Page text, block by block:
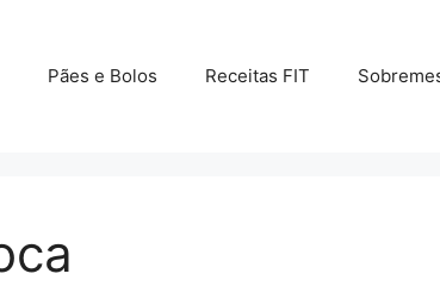
Pães e Bolos Receitas FIT